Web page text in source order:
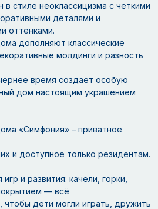
стиле неоклассицизма с четкими
деталями и
оттенками.
дополняют классические
молдинги и разность
время создает особую
дом настоящим украшением
«Симфония» – приватное
и доступное только резидентам.
и развития: качели, горки,
— всё
дети могли играть, дружить